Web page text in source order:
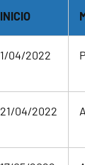
INICIO
1/04/2022
21/04/2022